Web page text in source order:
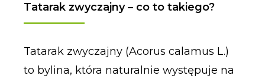
Tatarak zwyczajny – co to takiego?
Tatarak zwyczajny (Acorus calamus L.)
to bylina, która naturalnie występuje na